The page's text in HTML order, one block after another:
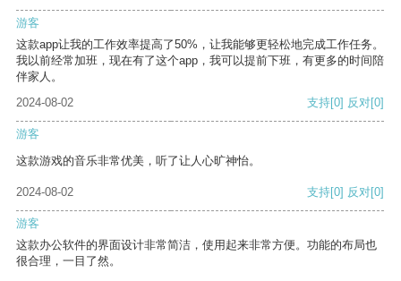
游客
这款app让我的工作效率提高了50%，让我能够更轻松地完成工作任务。
我以前经常加班，现在有了这个app，我可以提前下班，有更多的时间陪
伴家人。
2024-08-02
支持[0] 反对[0]
游客
这款游戏的音乐非常优美，听了让人心旷神怡。
2024-08-02 支持[0] 反对[0]
游客
这款办公软件的界面设计非常简洁，使用起来非常方便。功能的布局也
很合理，一目了然。